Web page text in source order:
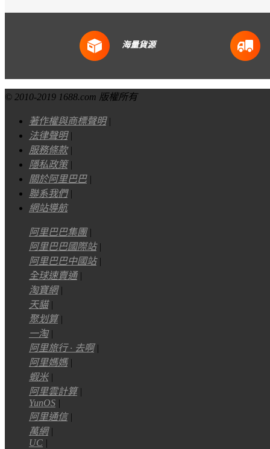
海量貨源
© 2010-2019 1688.com 版權所有
著作權與商標聲明|
法律聲明|
服務條款|
隱私政策|
關於阿里巴巴|
聯系我們|
網站導航
阿里巴巴集團|
阿里巴巴國際站|
阿里巴巴中國站|
全球速賣通|
淘寶網|
天貓|
聚划算|
一淘|
阿里旅行 · 去啊|
阿里媽媽|
蝦米|
阿里雲計算|
YunOS |
阿里通信|
萬網|
UC |